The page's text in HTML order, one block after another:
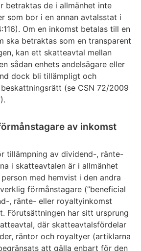
betraktas de i allmänhet inte
som bor i en annan avtalsstat i
Om en inkomst betalas till en
ska betraktas som en transparent
kan ett skatteavtal mellan
sådan enhets andelsägare eller
dock bli tillämpligt och
(se CSN 72/2009
av inkomst
tillämpning av dividend-, ränte-
i skatteavtalen är i allmänhet
med hemvist i den andra
förmånstagare (”beneficial
, ränte- eller royaltyinkomst
Förutsättningen har sitt ursprung
där skatteavtalsfördelar
räntor och royaltyer (artiklarna
att gälla enbart för den